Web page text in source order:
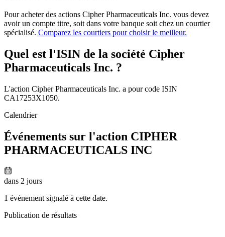
Pour acheter des actions Cipher Pharmaceuticals Inc. vous devez
avoir un compte titre, soit dans votre banque soit chez un courtier
spécialisé. Comparez les courtiers pour choisir le meilleur.
Quel est l'ISIN de la société Cipher
Pharmaceuticals Inc. ?
L'action Cipher Pharmaceuticals Inc. a pour code ISIN
CA17253X1050.
Calendrier
Événements sur l'action CIPHER
PHARMACEUTICALS INC
dans 2 jours
1 événement signalé à cette date.
Publication de résultats